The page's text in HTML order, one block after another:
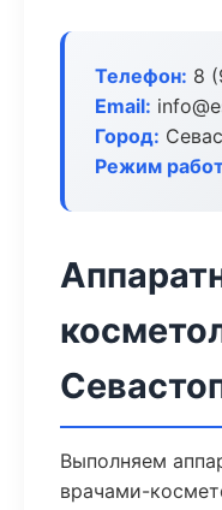
Телефон: 8
Email:
Город:
Режим
Выполняем
врачами-